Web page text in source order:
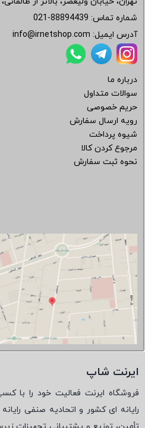
شماره تماس: 021-88894439
آدرس ایمیل: info@irnetshop.com
درباره ما
سوالات متداول
حریم خصوصی
رویه ارسال سفارش
شیوه پرداخت
مرجوع کردن کالا
نحوه ثبت سفارش
ایرنت شاپ
فروشگاه ایرنت فعالیت خود را با
رایانه ای کشور و اتحادیه صنفی